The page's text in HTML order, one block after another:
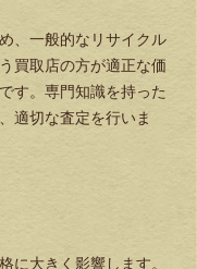
、一般的なリサイクル
買取店の方が適正な価
す。専門知識を持った
適切な査定を行いま
に大きく影響します。